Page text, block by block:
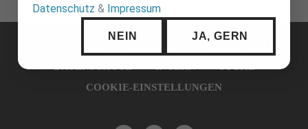
COOKIE-EINSTELLUNGEN
Datenschutz & Impressum
NEIN JA, GERN